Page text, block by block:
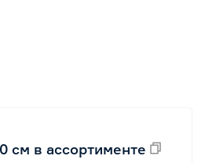
см в ассортименте